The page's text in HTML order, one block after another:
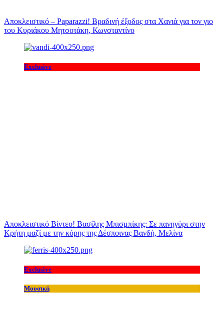
Αποκλειστικό – Paparazzi! Βραδινή έξοδος στα Χανιά για τον γιο
του Κυριάκου Μητσοτάκη, Κωνσταντίνο
Exclusive
Αποκλειστικό Βίντεο! Βασίλης Μπισμπίκης: Σε πανηγύρι στην
Κρήτη μαζί με την κόρης της Δέσποινας Βανδή, Μελίνα
Exclusive
Μουσική